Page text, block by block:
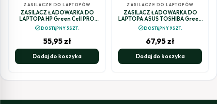
ZASILACZE DO LAPTOPÓW
ZASILACZ ŁADOWARKA DO
LAPTOPA HP Green Cell PRO
AD49P 19,5V 3,33A 65W
4,5mm/3,0mm
check_circleDOSTĘPNY 5SZT.
55,95 zł
Dodaj do koszyka
ZASILACZE DO LAPTOPÓW
ZASILACZ ŁADOWARKA DO
LAPTOPA ASUS TOSHIBA Green
Cell PRO AD27AP 19V 4,74A 90W
5,5mm/2,5mm
check_circleDOSTĘPNY 9SZT.
67,95 zł
Dodaj do koszyka